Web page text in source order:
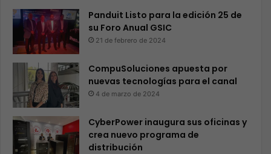
Panduit Listo para la edición 25 de
su Foro Anual GSIC
21 de febrero de 2024
CompuSoluciones apuesta por
nuevas tecnologías para el canal
4 de marzo de 2024
CyberPower inaugura sus oficinas y
crea nuevo programa de
distribución